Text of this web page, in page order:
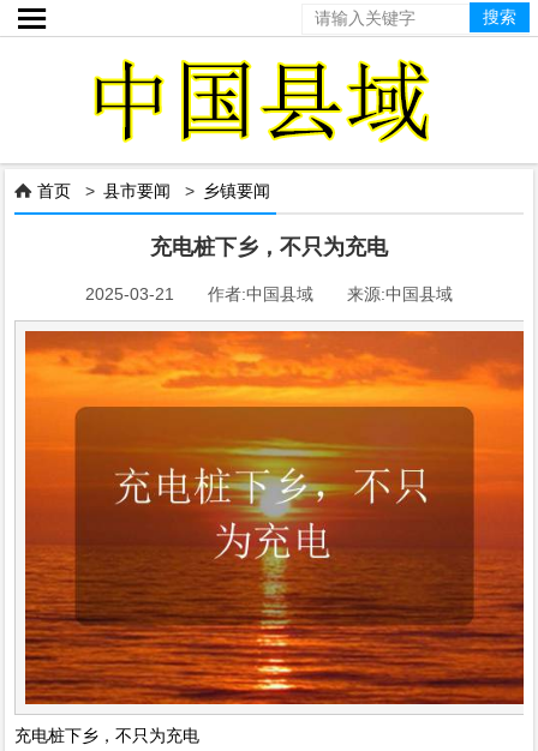

 首页 >县市要闻 > 乡镇要闻
充电桩下乡，不只为充电
2025-03-21 作者:中国县域 来源:中国县域
充电桩下乡，不只为充电